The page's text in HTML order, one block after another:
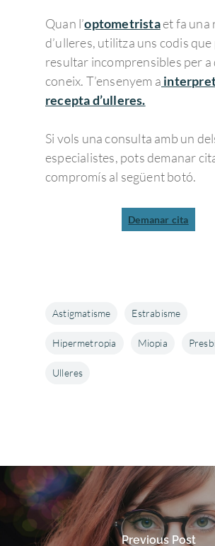
Quan l’optometristaet fa una
d’ulleres, utilitza uns codis
resultar incomprensibles per a
coneix. T’ensenyem a
recepta d’ulleres.
Si vols una consulta amb un
especialistes, pots demanar
compromís al següent botó.
Demanar cita
Astigmatisme Estrabisme
Hipermetropia Miopia
Ulleres
Previous Post